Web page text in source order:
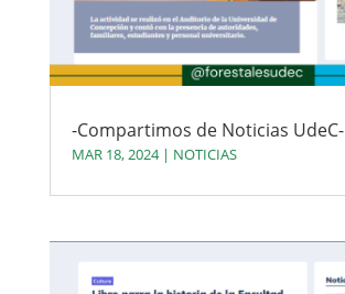
-Compartimos de Noticias UdeC-
MAR 18, 2024| NOTICIAS